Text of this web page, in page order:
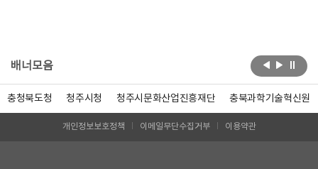
배너모음
충청북도청 청주시청 청주시문화산업진흥재단 충북과학기술혁신원
개인정보보호정책 이메일무단수집거부 이용약관